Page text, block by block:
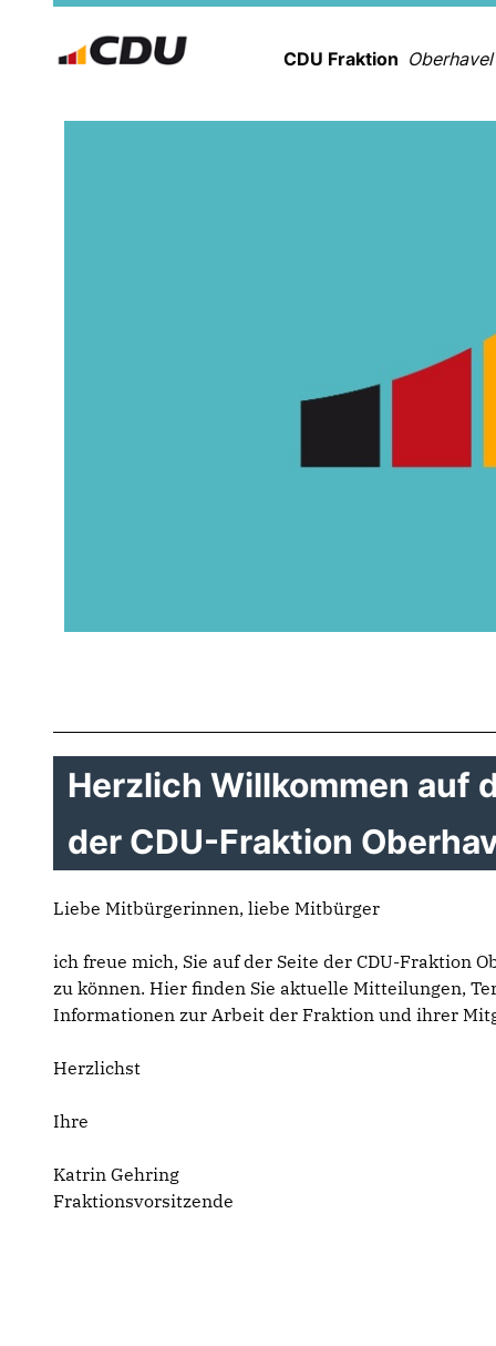
CDU Fraktion Oberhavel
Herzlich Willkommen auf
der CDU-Fraktion
Liebe Mitbürgerinnen, liebe Mitbürger
ich freue mich, Sie auf der Seite der CDU-Fraktion
zu können. Hier finden Sie aktuelle Mitteilungen,
Informationen zur Arbeit der Fraktion und ihrer
Herzlichst
Ihre
Katrin Gehring
Fraktionsvorsitzende